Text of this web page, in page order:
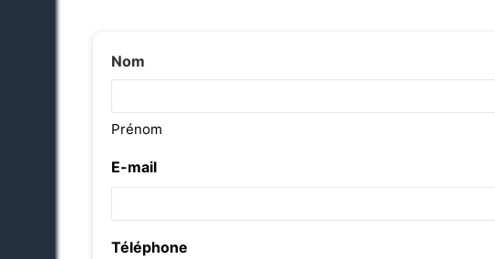
Nom
Prénom
E-mail
Téléphone